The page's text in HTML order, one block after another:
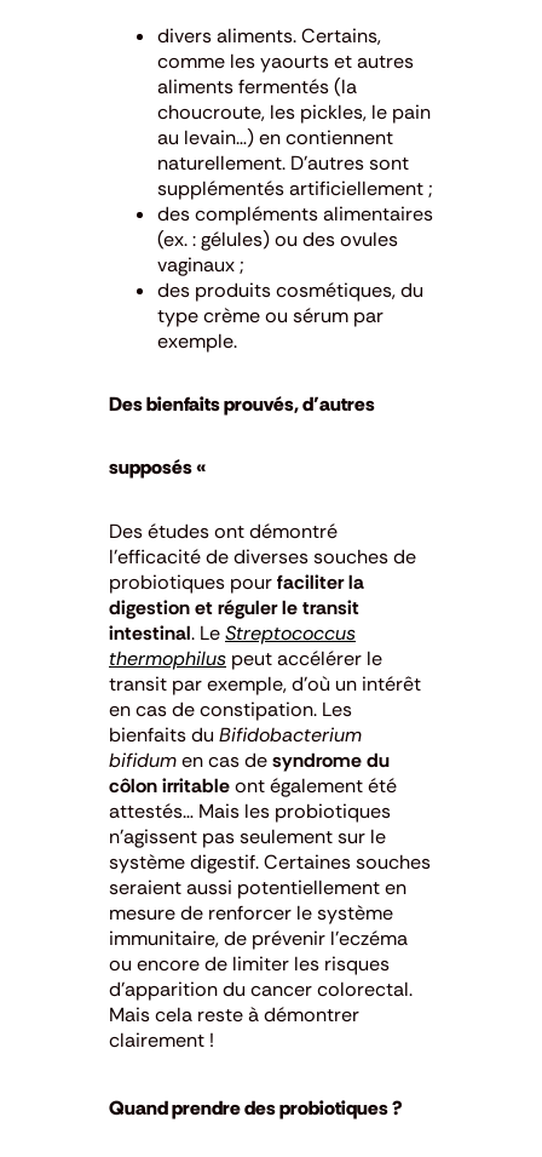
divers aliments. Certains,
comme les yaourts et autres
aliments fermentés (la
choucroute, les pickles, le pain
au levain…) en contiennent
naturellement. D’autres sont
supplémentés artificiellement ;
des compléments alimentaires
(ex. : gélules) ou des ovules
vaginaux ;
des produits cosmétiques, du
type crème ou sérum par
exemple.
Des bienfaits prouvés, d’autres
supposés «
Des études ont démontré
l’efficacité de diverses souches de
probiotiques pourfaciliter la
digestion et réguler le transit
intestinal. LeStreptococcus
thermophilus peut accélérer le
transit par exemple, d’où un intérêt
en cas de constipation. Les
bienfaits du Bifidobacterium
bifidumen cas desyndrome du
côlon irritableont également été
attestés… Mais les probiotiques
n’agissent pas seulement sur le
système digestif. Certaines souches
seraient aussi potentiellement en
mesure de renforcer le système
immunitaire, de prévenir l’eczéma
ou encore de limiter les risques
d’apparition du cancer colorectal.
Mais cela reste à démontrer
clairement !
Quand prendre des probiotiques ?